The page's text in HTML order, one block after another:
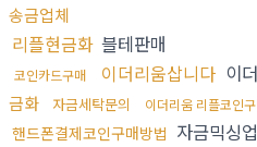
송금업체
리플현금화 블테판매
코인카드구매 이더리움삽니다 이
금화
자금세탁문의 이더리움 리플코인
핸드폰결제코인구매방법 자금믹싱